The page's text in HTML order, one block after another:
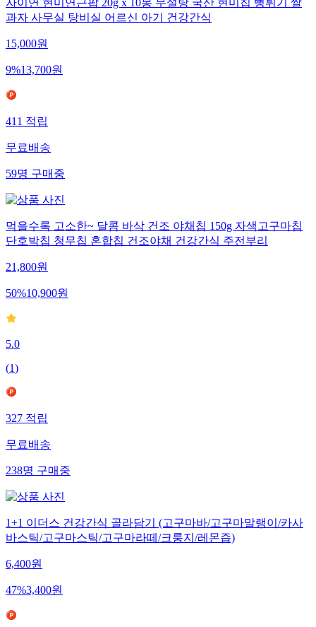
자이연 현미연근팝 20g x 10봉 무설탕 국산 현미칩 뻥튀기 쌀
과자 사무실 탕비실 어르신 아기 건강간식
15,000원
9%13,700원
411적립
무료배송
59명구매중
먹을수록 고소한~ 달콤 바삭 건조 야채칩 150g 자색고구마칩
단호박칩 청무칩 혼합칩 건조야채 건강간식 주전부리
21,800원
50%10,900원
5.0
(1)
327적립
무료배송
238명구매중
1+1 이더스 건강간식 골라담기 (고구마바/고구마말랭이/카사
바스틱/고구마스틱/고구마라떼/크룽지/레몬즙)
6,400원
47%3,400원